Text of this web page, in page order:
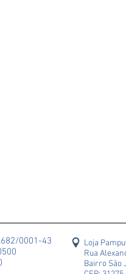
0001-43
Loja
Rua
Bairro São